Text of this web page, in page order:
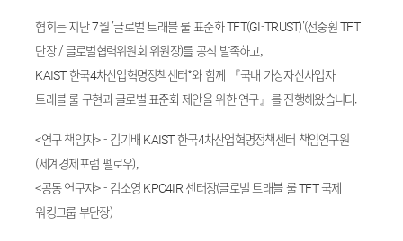
협회는 지난 7월 '글로벌 트래블 룰 표준화 TFT(GI-TRUST)'(전중훤 TFT
단장 / 글로벌협력위원회 위원장)를 공식 발족하고,
KAIST 한국4차산업혁명정책센터*와 함께 『국내 가상자산사업자
트래블 룰 구현과 글로벌 표준화 제안을 위한 연구』를 진행해왔습니다.
<연구 책임자> - 김기배 KAIST 한국4차산업혁명정책센터 책임연구원
(세계경제포럼 펠로우),
<공동 연구자> - 김소영 KPC4IR 센터장(글로벌 트래블 룰 TFT 국제
워킹그룹 부단장)